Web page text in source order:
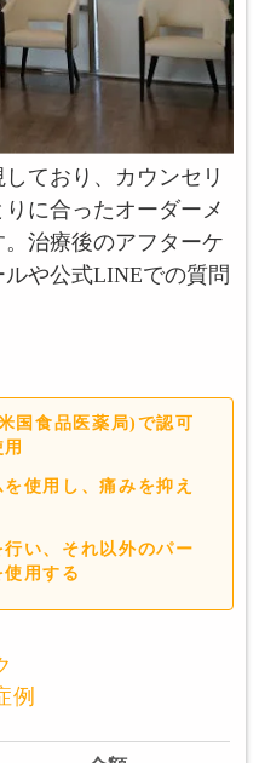
ており、カウンセリ
に合ったオーダーメ
治療後のアフターケ
や公式LINEでの質問
国食品医薬局)で認可
使用し、痛みを抑え
い、それ以外のパー
用する
例